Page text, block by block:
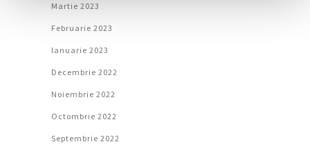
Martie 2023
Februarie 2023
Ianuarie 2023
Decembrie 2022
Noiembrie 2022
Octombrie 2022
Septembrie 2022